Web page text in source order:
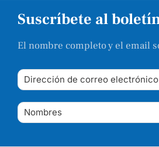
Suscríbete al
El nombre completo y el email